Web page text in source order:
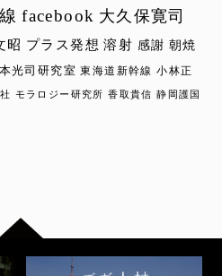
facebook 大久保寛司
昭 プラス発想 溶射 感謝 朝焼
光司研究室 東海道新幹線 小林正
モラロジー研究所 香取貴信 静岡護国